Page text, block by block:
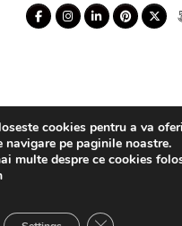
cookies pentru a va
navigare pe paginile noastre.
multe despre ce cookies
Close GDPR